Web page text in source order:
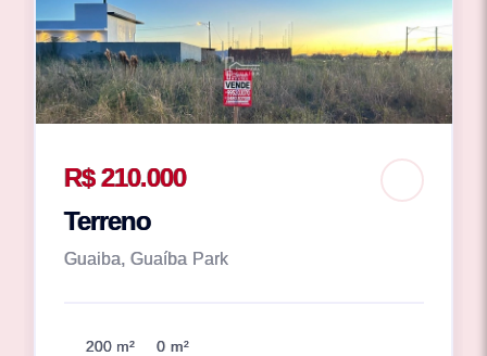
R$ 210.000
Terreno
Guaiba, Guaíba Park
200 m² 0 m²